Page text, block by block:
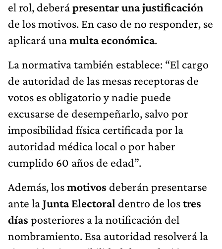
el rol, deberápresentar una justificación
de los motivos. En caso de no responder, se
aplicará unamulta económica.
La normativa también establece: “El cargo
de autoridad de las mesas receptoras de
votos es obligatorio y nadie puede
excusarse de desempeñarlo, salvo por
imposibilidad física certificada por la
autoridad médica local o por haber
cumplido 60 años de edad”.
Además, losmotivos deberán presentarse
ante laJunta Electoral dentro de lostres
días posteriores a la notificación del
nombramiento. Esa autoridad resolverá la